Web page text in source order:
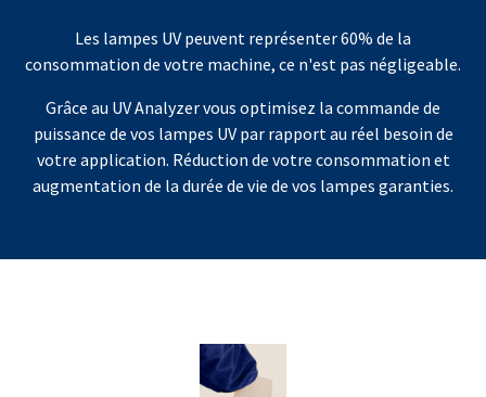
Les lampes UV peuvent représenter 60% de la
consommation de votre machine, ce n'est pas négligeable.
Grâce au UV Analyzer vous optimisez la commande de
puissance de vos lampes UV par rapport au réel besoin de
votre application. Réduction de votre consommation et
augmentation de la durée de vie de vos lampes garanties.